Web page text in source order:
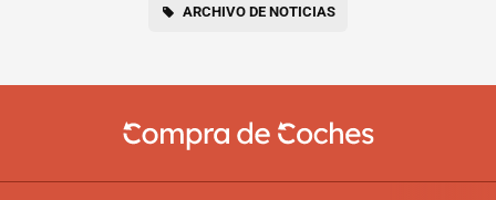
ARCHIVO DE NOTICIAS